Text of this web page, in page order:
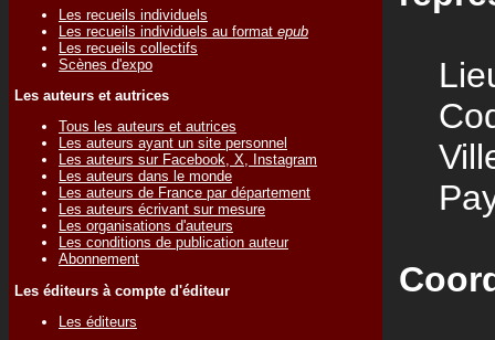
Les recueils individuels
Les recueils individuels au format epub
Les recueils collectifs
Scènes d'expo
Les auteurs et autrices
Tous les auteurs et autrices
Les auteurs ayant un site personnel
Les auteurs sur Facebook, X, Instagram
Les auteurs dans le monde
Les auteurs de France par département
Les auteurs écrivant sur mesure
Les organisations d'auteurs
Les conditions de publication auteur
Abonnement
Les éditeurs à compte d'éditeur
Les éditeurs